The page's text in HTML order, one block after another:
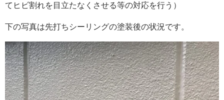
てヒビ割れを目立たなくさせる等の対応を行う）
下の写真は先打ちシーリングの塗装後の状況です。